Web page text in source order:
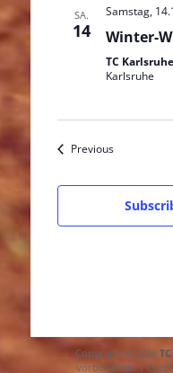
SA.
14
Samstag,
Winter-
TC
Karlsruhe
PreviousEvents
Copyright © 2026
vorbehalten. |